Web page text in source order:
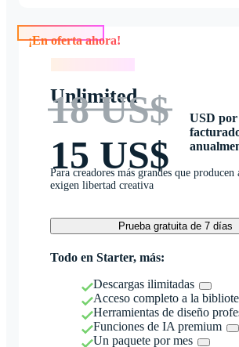
Unlimited
18 US$
15 US$
USD por
Para creadores más grandes que producen
exigen libertad creativa
Prueba gratuita de 7 días
Todo en Starter, más:
Descargas ilimitadas
Acceso completo a la
Herramientas de diseño
Funciones de IA premium
Un paquete por mes